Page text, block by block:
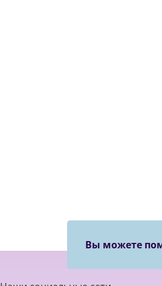
Вы можете